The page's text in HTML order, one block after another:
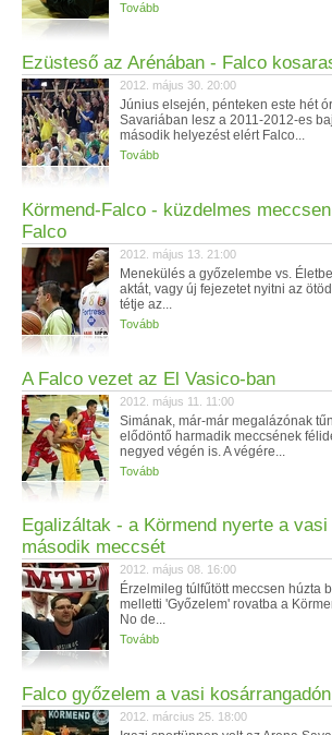
Tovább
Ezüsteső az Arénában - Falco
2012. május 30. 20:00
Június elsején, pénteken este hét
Savariában lesz a 2011-2012-es
második helyezést elért Falco...
Tovább
Körmend-Falco - küzdelmes
Falco
2012. május 13. 21:00
Menekülés a győzelembe vs.
aktát, vagy új fejezetet nyitni az
tétje az...
Tovább
A Falco vezet az El Vasico-ban
2012. május 11. 11:00
Simának, már-már megalázónak
elődöntő harmadik meccsének
negyed végén is. A végére...
Tovább
Egalizáltak - a Körmend nyerte a vasi
második meccsét
2012. május 08. 16:00
Érzelmileg túlfűtött meccsen húzta
melletti 'Győzelem' rovatba a
No de...
Tovább
Falco győzelem a vasi kosárrangadón
2012. március 25. 18:00